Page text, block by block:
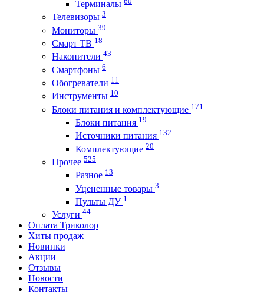
Терминалы
Телевизоры 3
Мониторы 39
Смарт ТВ 18
Накопители 43
Смартфоны 6
Обогреватели 11
Инструменты 10
Блоки питания и комплектующие 171
Блоки питания 19
Источники питания 132
Комплектующие 20
Прочее 525
Разное 13
Уцененные товары 3
Пульты ДУ 1
Услуги 44
Оплата Триколор
Хиты продаж
Новинки
Акции
Отзывы
Новости
Контакты